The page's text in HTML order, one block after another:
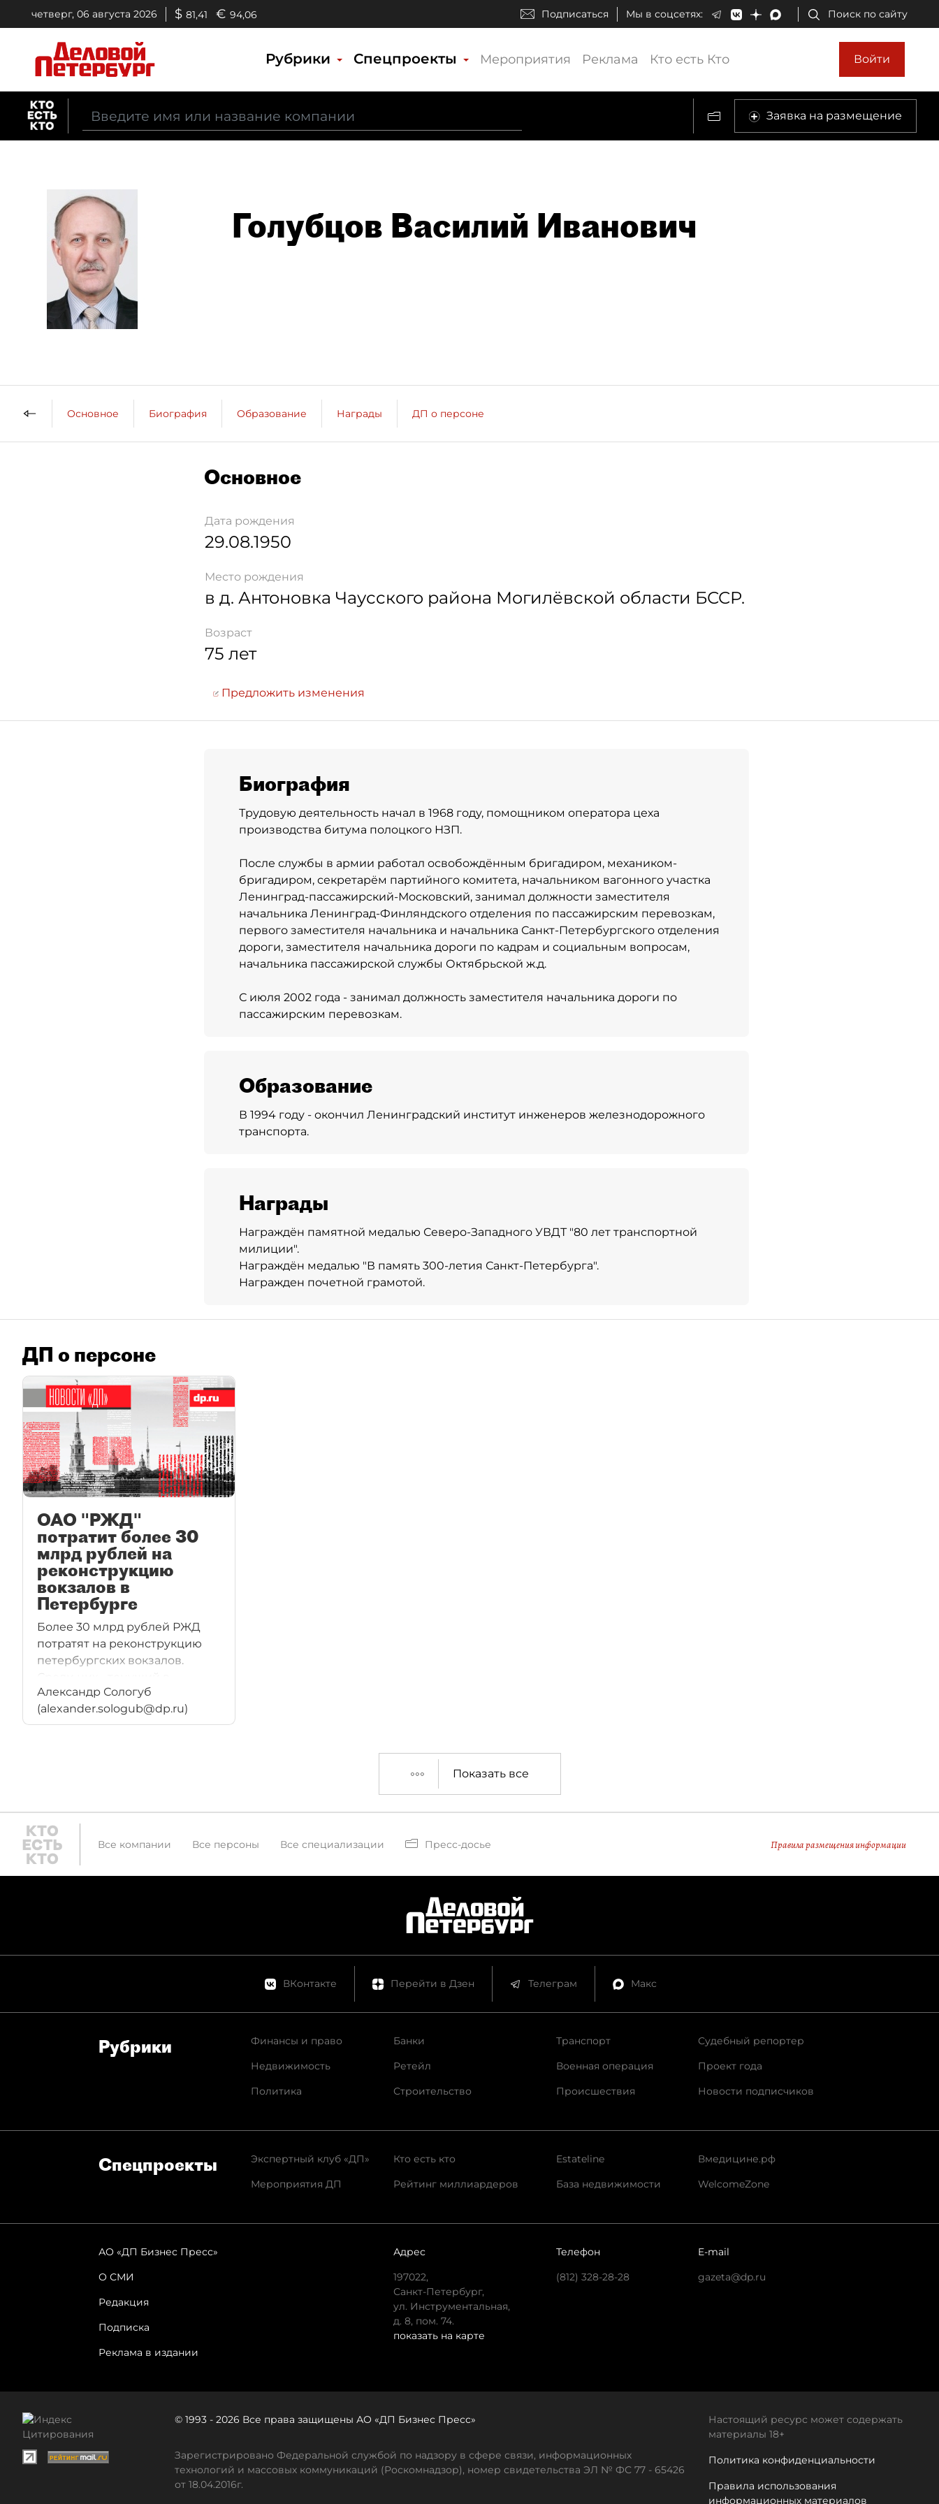
четверг, 06 августа 2026 $ 81,41 € 94,06 Подписаться Мы в соцсетях: Поиск по сайту
Рубрики Спецпроекты Мероприятия Реклама Кто есть Кто Войти
Заявка на размещение
Голубцов Василий Иванович
Основное Биография Образование Награды ДП о персоне
Основное
Дата рождения
29.08.1950
Место рождения
в д. Антоновка Чаусского района Могилёвской области БССР.
Возраст
75 лет
Предложить изменения
Биография
Трудовую деятельность начал в 1968 году, помощником оператора цеха
производства битума полоцкого НЗП.
После службы в армии работал освобождённым бригадиром, механиком-
бригадиром, секретарём партийного комитета, начальником вагонного участка
Ленинград-пассажирский-Московский, занимал должности заместителя
начальника Ленинград-Финляндского отделения по пассажирским перевозкам,
первого заместителя начальника и начальника Санкт-Петербургского отделения
дороги, заместителя начальника дороги по кадрам и социальным вопросам,
начальника пассажирской службы Октябрьской ж.д.
С июля 2002 года - занимал должность заместителя начальника дороги по
пассажирским перевозкам.
Образование
В 1994 году - окончил Ленинградский институт инженеров железнодорожного
транспорта.
Награды
Награждён памятной медалью Северо-Западного УВДТ "80 лет транспортной
милиции".
Награждён медалью "В память 300-летия Санкт-Петербурга".
Награжден почетной грамотой.
ДП о персоне
ОАО "РЖД"
потратит более 30
млрд рублей на
реконструкцию
вокзалов в
Петербурге
Более 30 млрд рублей РЖД
потратят на реконструкцию
петербургских вокзалов.
грунтовых водах Ладожский.
Александр Сологуб
(alexander.sologub@dp.ru)
Показать все
Все компании Все персоны Все специализации Пресс-досье Правила размещения информации
ВКонтакте Перейти в Дзен Телеграм Макс
Рубрики
Финансы и право
Недвижимость
Политика
Банки
Ретейл
Строительство
Транспорт
Военная операция
Происшествия
Судебный репортер
Проект года
Новости подписчиков
Спец­проекты
Экспертный клуб «ДП»
Мероприятия ДП
Кто есть кто
Рейтинг миллиардеров
Estateline
База недвижимости
Вмедицине.рф
WelcomeZone
АО «ДП Бизнес Пресс»
О СМИ
Редакция
Подписка
Реклама в издании
Адрес
197022,
Санкт-Петербург,
ул. Инструментальная,
д. 8, пом. 74.
показать на карте
Телефон
(812) 328-28-28
E-mail
gazeta@dp.ru
© 1993 - 2026 Все права защищены АО «ДП Бизнес Пресс»
Зарегистрировано Федеральной службой по надзору в сфере связи, информационных
технологий и массовых коммуникаций (Роскомнадзор), номер свидетельства ЭЛ № ФС 77 - 65426
от 18.04.2016г.
Настоящий ресурс может содержать
материалы 18+
Политика конфиденциальности
Правила использования
информационных материалов